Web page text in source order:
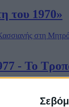
του 1970»
- Το